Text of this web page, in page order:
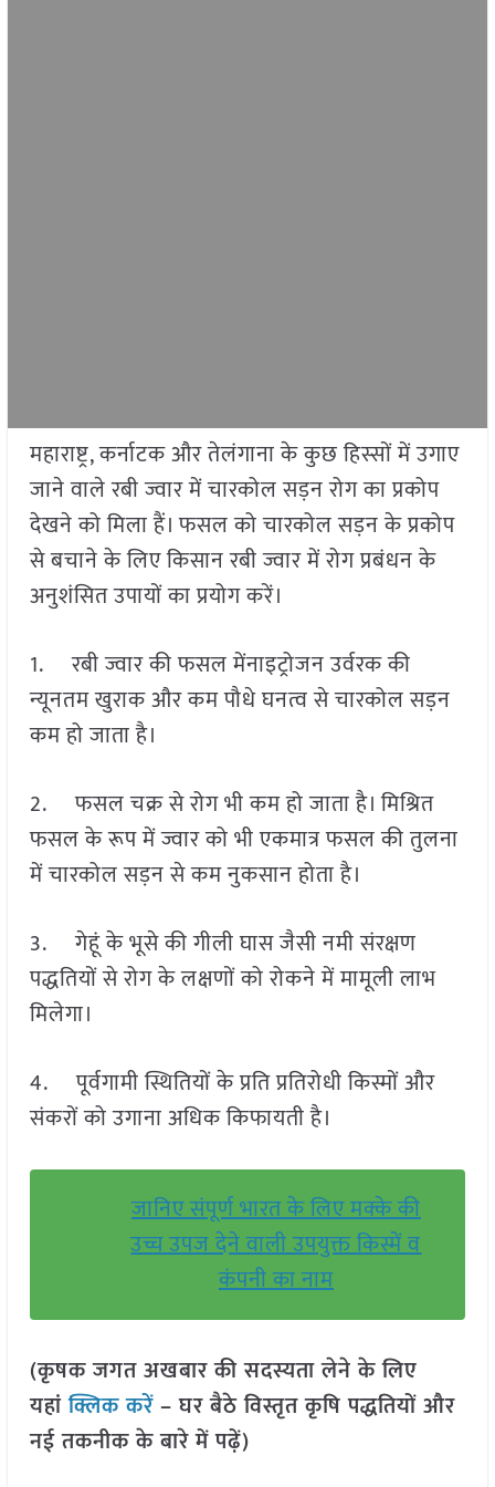
महाराष्ट्र, कर्नाटक और तेलंगाना के कुछ हिस्सों में उगाए
जाने वाले रबी ज्वार में चारकोल सड़न रोग का प्रकोप
देखने को मिला हैं। फसल को चारकोल सड़न के प्रकोप
से बचाने के लिए किसान रबी ज्वार में रोग प्रबंधन के
अनुशंसित उपायों का प्रयोग करें।
1. रबी ज्वार की फसल मेंनाइट्रोजन उर्वरक की
न्यूनतम खुराक और कम पौधे घनत्व से चारकोल सड़न
कम हो जाता है।
2. फसल चक्र से रोग भी कम हो जाता है। मिश्रित
फसल के रूप में ज्वार को भी एकमात्र फसल की तुलना
में चारकोल सड़न से कम नुकसान होता है।
3. गेहूं के भूसे की गीली घास जैसी नमी संरक्षण
पद्धतियों से रोग के लक्षणों को रोकने में मामूली लाभ
मिलेगा।
4. पूर्वगामी स्थितियों के प्रति प्रतिरोधी किस्मों और
संकरों को उगाना अधिक किफायती है।
जानिए संपूर्ण भारत के लिए मक्के की
उच्च उपज देने वाली उपयुक्त किस्में व
कंपनी का नाम
(कृषक जगत अखबार की सदस्यता लेने के लिए
यहांक्लिक करें– घर बैठे विस्तृत कृषि पद्धतियों और
नई तकनीक के बारे में पढ़ें)